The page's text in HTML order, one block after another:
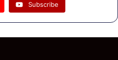
Subscribe